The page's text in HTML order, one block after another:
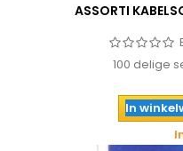
ASSORTI
100 delige
In